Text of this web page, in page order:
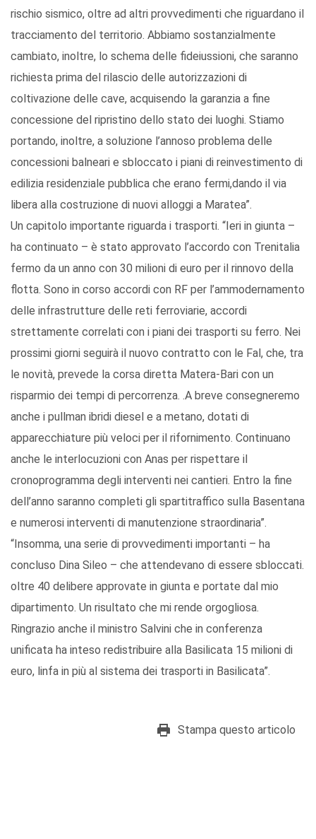
rischio sismico, oltre ad altri provvedimenti che riguardano il
tracciamento del territorio. Abbiamo sostanzialmente
cambiato, inoltre, lo schema delle fideiussioni, che saranno
richiesta prima del rilascio delle autorizzazioni di
coltivazione delle cave, acquisendo la garanzia a fine
concessione del ripristino dello stato dei luoghi. Stiamo
portando, inoltre, a soluzione l’annoso problema delle
concessioni balneari e sbloccato i piani di reinvestimento di
edilizia residenziale pubblica che erano fermi,dando il via
libera alla costruzione di nuovi alloggi a Maratea”.
Un capitolo importante riguarda i trasporti. “Ieri in giunta –
ha continuato – è stato approvato l’accordo con Trenitalia
fermo da un anno con 30 milioni di euro per il rinnovo della
flotta. Sono in corso accordi con RF per l’ammodernamento
delle infrastrutture delle reti ferroviarie, accordi
strettamente correlati con i piani dei trasporti su ferro. Nei
prossimi giorni seguirà il nuovo contratto con le Fal, che, tra
le novità, prevede la corsa diretta Matera-Bari con un
risparmio dei tempi di percorrenza. .A breve consegneremo
anche i pullman ibridi diesel e a metano, dotati di
apparecchiature più veloci per il rifornimento. Continuano
anche le interlocuzioni con Anas per rispettare il
cronoprogramma degli interventi nei cantieri. Entro la fine
dell’anno saranno completi gli spartitraffico sulla Basentana
e numerosi interventi di manutenzione straordinaria”.
“Insomma, una serie di provvedimenti importanti – ha
concluso Dina Sileo – che attendevano di essere sbloccati.
oltre 40 delibere approvate in giunta e portate dal mio
dipartimento. Un risultato che mi rende orgogliosa.
Ringrazio anche il ministro Salvini che in conferenza
unificata ha inteso redistribuire alla Basilicata 15 milioni di
euro, linfa in più al sistema dei trasporti in Basilicata”.
Stampa questo articolo